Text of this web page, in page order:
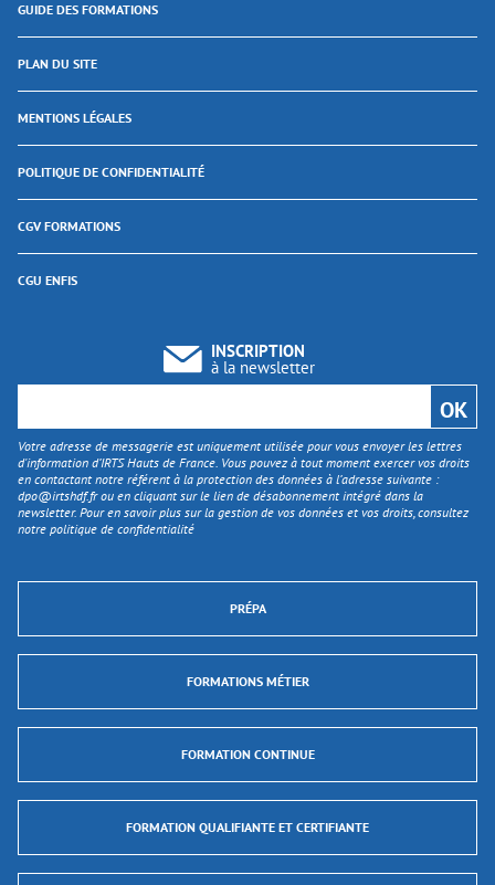
GUIDE DES FORMATIONS
PLAN DU SITE
MENTIONS LÉGALES
POLITIQUE DE CONFIDENTIALITÉ
CGV FORMATIONS
CGU ENFIS
INSCRIPTION
à la newsletter
Votre adresse de messagerie est uniquement utilisée pour vous envoyer les lettres
d'information d’IRTS Hauts de France. Vous pouvez à tout moment exercer vos droits
en contactant notre référent à la protection des données à l’adresse suivante :
dpo@irtshdf.frou en cliquant sur le lien de désabonnement intégré dans la
newsletter. Pour en savoir plus sur la gestion de vos données et vos droits, consultez
notre politique de confidentialité
PRÉPA
FORMATIONS MÉTIER
FORMATION CONTINUE
FORMATION QUALIFIANTE ET CERTIFIANTE